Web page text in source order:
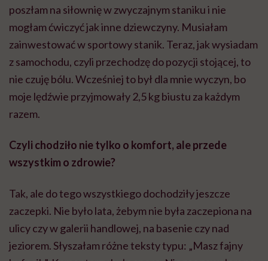
poszłam na siłownię w zwyczajnym staniku i nie
mogłam ćwiczyć jak inne dziewczyny. Musiałam
zainwestować w sportowy stanik. Teraz, jak wysiadam
z samochodu, czyli przechodzę do pozycji stojącej, to
nie czuję bólu. Wcześniej to był dla mnie wyczyn, bo
moje lędźwie przyjmowały 2,5 kg biustu za każdym
razem.
Czyli chodziło nie tylko o komfort, ale przede
wszystkim o zdrowie?
Tak, ale do tego wszystkiego dochodziły jeszcze
zaczepki. Nie było lata, żebym nie była zaczepiona na
ulicy czy w galerii handlowej, na basenie czy nad
jeziorem. Słyszałam różne teksty typu: „Masz fajny